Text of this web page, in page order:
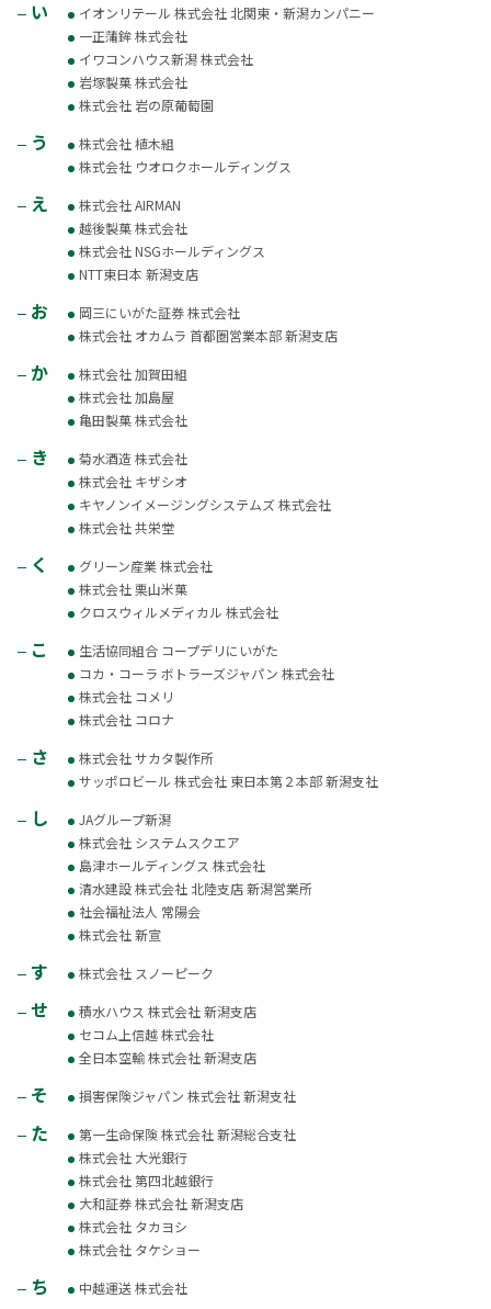
い
イオンリテール 株式会社 北関東・新潟カンパニー
一正蒲鉾 株式会社
イワコンハウス新潟 株式会社
岩塚製菓 株式会社
株式会社 岩の原葡萄園
う
株式会社 植木組
株式会社 ウオロクホールディングス
え
株式会社 AIRMAN
越後製菓 株式会社
株式会社 NSGホールディングス
NTT東日本 新潟支店
お
岡三にいがた証券 株式会社
株式会社 オカムラ 首都圏営業本部 新潟支店
か
株式会社 加賀田組
株式会社 加島屋
亀田製菓 株式会社
き
菊水酒造 株式会社
株式会社 キザシオ
キヤノンイメージングシステムズ 株式会社
株式会社 共栄堂
く
グリーン産業 株式会社
株式会社 栗山米菓
クロスウィルメディカル 株式会社
こ
生活協同組合 コープデリにいがた
コカ・コーラ ボトラーズジャパン 株式会社
株式会社 コメリ
株式会社 コロナ
さ
株式会社 サカタ製作所
サッポロビール 株式会社 東日本第２本部 新潟支社
し
JAグループ新潟
株式会社 システムスクエア
島津ホールディングス 株式会社
清水建設 株式会社 北陸支店 新潟営業所
社会福祉法人 常陽会
株式会社 新宣
す 株式会社 スノーピーク
せ
積水ハウス 株式会社 新潟支店
セコム上信越 株式会社
全日本空輸 株式会社 新潟支店
そ 損害保険ジャパン 株式会社 新潟支社
た
第一生命保険 株式会社 新潟総合支社
株式会社 大光銀行
株式会社 第四北越銀行
大和証券 株式会社 新潟支店
株式会社 タカヨシ
株式会社 タケショー
ち 中越運送 株式会社